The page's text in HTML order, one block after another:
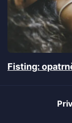
Fisting: